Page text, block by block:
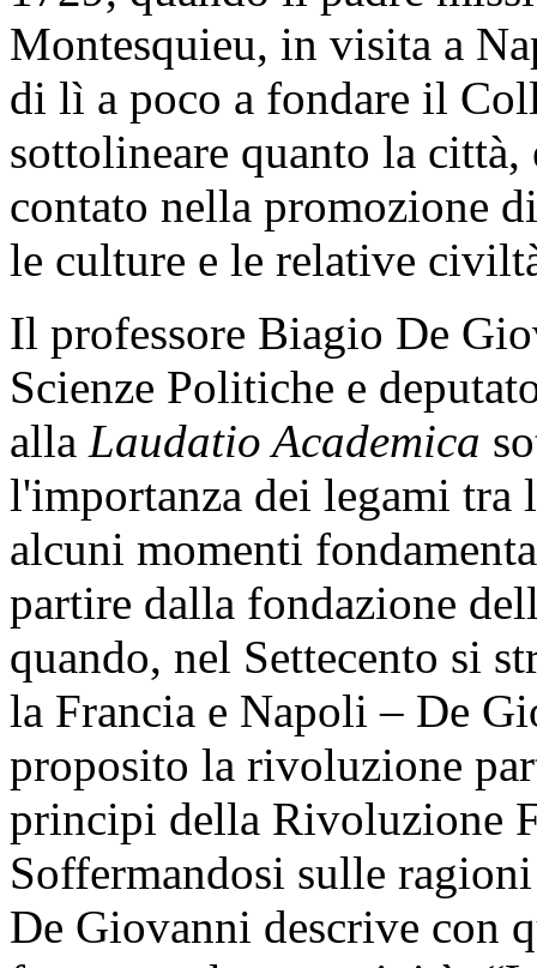
Montesquieu, in visita a
di lì a poco a fondare il
sottolineare quanto la città,
contato nella promozione
le culture e le relative
Il professore Biagio De
Scienze Politiche e
alla Laudatio Academica
l'importanza dei legami tra
alcuni momenti
partire dalla fondazione
quando, nel Settecento si
la Francia e Napoli – De
proposito la rivoluzione
principi della Rivoluzione
Soffermandosi sulle
De Giovanni descrive con